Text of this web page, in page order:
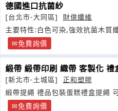
德國進口抗菌紗
[台北市-大同區]
財億纖維
主要特性:白色可染,強效抗菌木質
木質纖維的纖維專利技術
免費詢價
緞帶 緞帶印刷 織帶 客製化 禮
[新北市-土城區]
正和塑膠
緞帶提繩 禮品包裝蛋糕禮盒提繩
迎來電洽詢
免費詢價